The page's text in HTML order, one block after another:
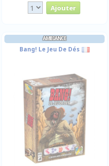
AMBIANCE
Bang! Le Jeu De Dés